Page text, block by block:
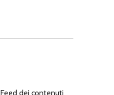
Feed dei contenuti